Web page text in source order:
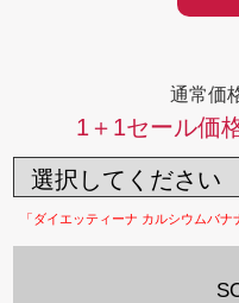
サポートするためビタミ
ットスムージーです。
※1日3食分(21g)の計算に
通常価
1＋1セール価
「ダイエッティーナ カルシウムバ